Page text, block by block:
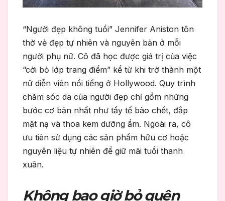
“Người đẹp không tuổi” Jennifer Aniston tôn
thờ vẻ đẹp tự nhiên và nguyên bản ở mỗi
người phụ nữ. Cô đã học được giá trị của việc
“cởi bỏ lớp trang điểm” kể từ khi trở thành một
nữ diễn viên nổi tiếng ở Hollywood. Quy trình
chăm sóc da của người đẹp chỉ gồm những
bước cơ bản nhất như tẩy tế bào chết, đắp
mặt nạ và thoa kem dưỡng ẩm. Ngoài ra, cô
ưu tiên sử dụng các sản phẩm hữu cơ hoặc
nguyên liệu tự nhiên để giữ mãi tuổi thanh
xuân.
Không bao giờ bỏ quên